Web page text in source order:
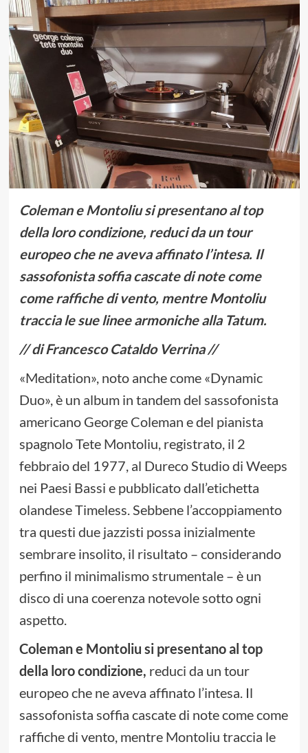
Coleman e Montoliu si presentano al top
della loro condizione, reduci da un tour
europeo che ne aveva affinato l’intesa. Il
sassofonista soffia cascate di note come
come raffiche di vento, mentre Montoliu
traccia le sue linee armoniche alla Tatum.
// di Francesco Cataldo Verrina //
«Meditation», noto anche come «Dynamic
Duo», è un album in tandem del sassofonista
americano George Coleman e del pianista
spagnolo Tete Montoliu, registrato, il 2
febbraio del 1977, al Dureco Studio di Weeps
nei Paesi Bassi e pubblicato dall’etichetta
olandese Timeless. Sebbene l’accoppiamento
tra questi due jazzisti possa inizialmente
sembrare insolito, il risultato – considerando
perfino il minimalismo strumentale – è un
disco di una coerenza notevole sotto ogni
aspetto.
Coleman e Montoliu si presentano al top
della loro condizione, reduci da un tour
europeo che ne aveva affinato l’intesa. Il
sassofonista soffia cascate di note come come
raffiche di vento, mentre Montoliu traccia le